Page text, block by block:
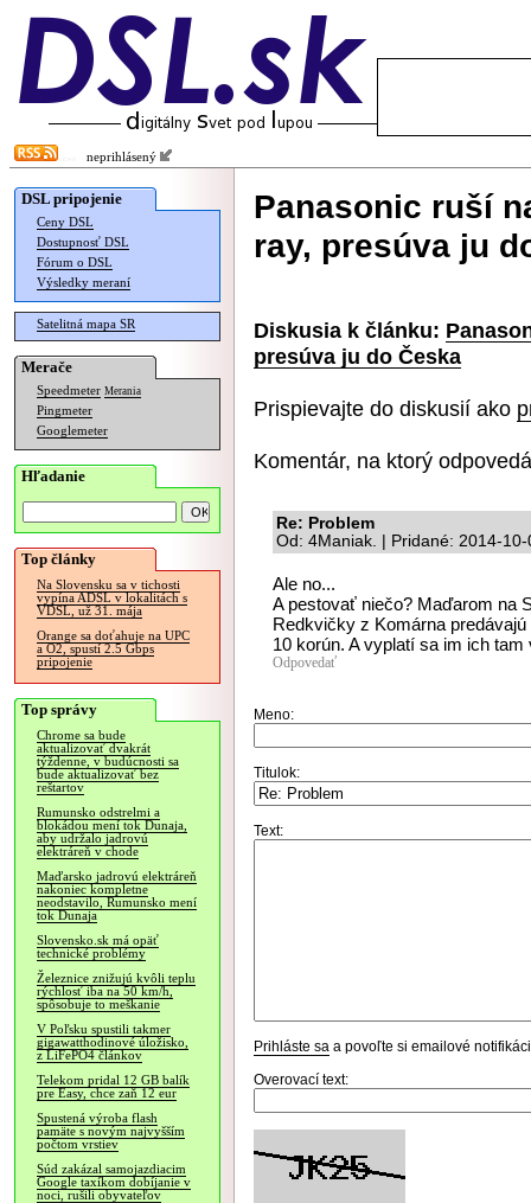
neprihlásený
DSL pripojenie
Ceny DSL
Dostupnosť DSL
Fórum o DSL
Výsledky meraní
Satelitná mapa SR
Merače
Speedmeter Merania
Pingmeter
Googlemeter
Hľadanie
Top články
Na Slovensku sa v tichosti
vypína ADSL v lokalitách s
VDSL, už 31. mája
Orange sa doťahuje na UPC
a O2, spustí 2.5 Gbps
pripojenie
Top správy
Chrome sa bude
aktualizovať dvakrát
týždenne, v budúcnosti sa
bude aktualizovať bez
reštartov
Rumunsko odstrelmi a
blokádou mení tok Dunaja,
aby udržalo jadrovú
elektráreň v chode
Maďarsko jadrovú elektráreň
nakoniec kompletne
neodstavilo, Rumunsko mení
tok Dunaja
Slovensko.sk má opäť
technické problémy
Železnice znižujú kvôli teplu
rýchlosť iba na 50 km/h,
spôsobuje to meškanie
V Poľsku spustili takmer
gigawatthodinové úložisko,
z LiFePO4 článkov
Telekom pridal 12 GB balík
pre Easy, chce zaň 12 eur
Spustená výroba flash
pamäte s novým najvyšším
počtom vrstiev
Súd zakázal samojazdiacim
Google taxíkom dobíjanie v
noci, rušili obyvateľov
Panasonic ruší
ray, presúva ju
Diskusia k článku:
presúva ju do Česka
Prispievajte do diskusií ako
Komentár, na ktorý
Re: Problem
Od: 4Maniak. | Pridané: 2014-
Ale no...
A pestovať niečo? Maďarom na
Redkvičky z Komárna
10 korún. A vyplatí sa im ich
Odpovedať
Meno:
Titulok:
Text:
Prihláste sa a povoľte si emailové
Overovací text: